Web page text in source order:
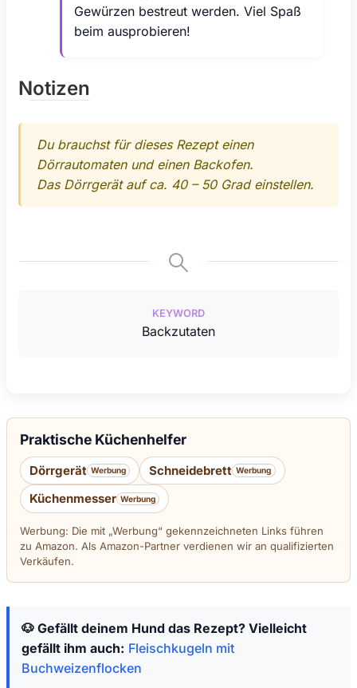
Gewürzen bestreut werden. Viel Spaß
beim ausprobieren!
Notizen
Du brauchst für dieses Rezept einen
Dörrautomaten und einen Backofen.
Das Dörrgerät auf ca. 40 – 50 Grad einstellen.
KEYWORD
Backzutaten
Praktische Küchenhelfer
Dörrgerät Werbung Schneidebrett Werbung
Küchenmesser Werbung
Werbung: Die mit „Werbung“ gekennzeichneten Links führen
zu Amazon. Als Amazon-Partner verdienen wir an qualifizierten
Verkäufen.
🐶 Gefällt deinem Hund das Rezept? Vielleicht
gefällt ihm auch: Fleischkugeln mit
Buchweizenflocken